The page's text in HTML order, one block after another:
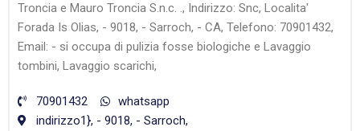
Troncia e Mauro Troncia S.n.c. ., Indirizzo: Snc, Localita'
Forada Is Olias, - 9018, - Sarroch, - CA, Telefono: 70901432,
Email: - si occupa di pulizia fosse biologiche e Lavaggio
tombini, Lavaggio scarichi,
70901432
whatsapp
indirizzo1}, - 9018, - Sarroch,